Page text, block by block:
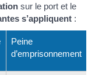
sur le port et le
s’appliquent :
Peine
d’emprisonnement